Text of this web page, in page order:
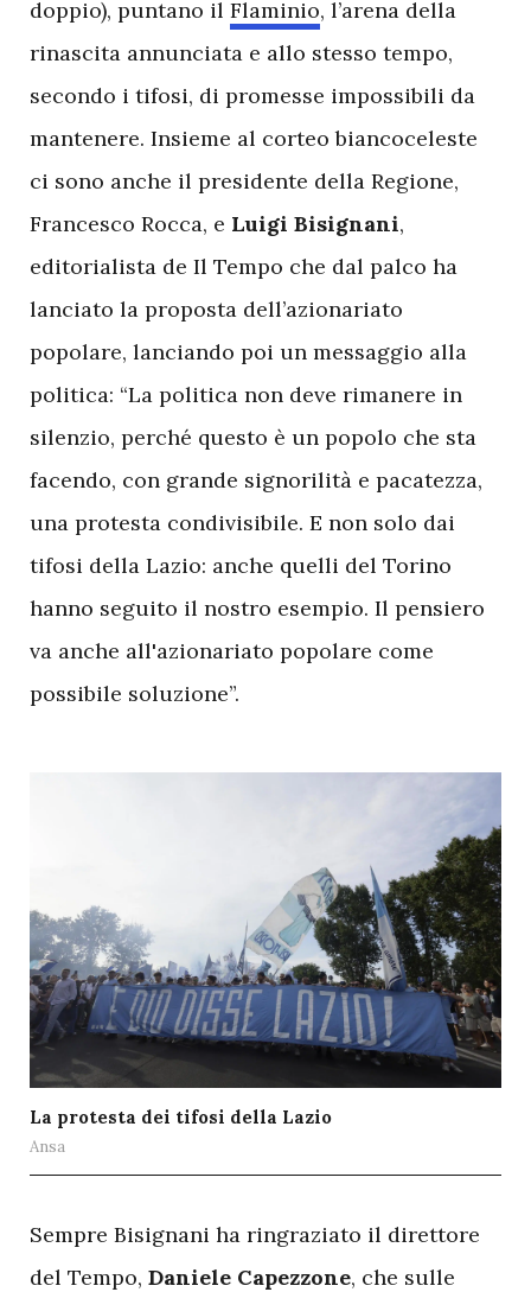
doppio), puntano il Flaminio, l’arena della
rinascita annunciata e allo stesso tempo,
secondo i tifosi, di promesse impossibili da
mantenere. Insieme al corteo biancoceleste
ci sono anche il presidente della Regione,
Francesco Rocca, e Luigi Bisignani,
editorialista de Il Tempo che dal palco ha
lanciato la proposta dell’azionariato
popolare, lanciando poi un messaggio alla
politica: “La politica non deve rimanere in
silenzio, perché questo è un popolo che sta
facendo, con grande signorilità e pacatezza,
una protesta condivisibile. E non solo dai
tifosi della Lazio: anche quelli del Torino
hanno seguito il nostro esempio. Il pensiero
va anche all'azionariato popolare come
possibile soluzione”.
La protesta dei tifosi della Lazio
Ansa
Sempre Bisignani ha ringraziato il direttore
del Tempo, Daniele Capezzone, che sulle